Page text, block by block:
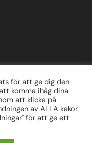
för att ge dig den
komma ihåg dina
att klicka på
av ALLA kakor.
för att ge ett